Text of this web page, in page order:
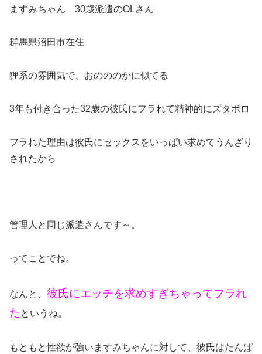
ますみちゃん 30歳派遣のOLさん
群馬県沼田市在住
狸系の雰囲気で、おのののかに似てる
3年も付き合った32歳の彼氏にフラれて精神的にズタボロ
フラれた理由は彼氏にセックスをいっぱい求めてうんざり
されたから
管理人と同じ派遣さんです～。
ってことでね。
なんと、 彼氏にエッチを求めすぎちゃってフラれ
た というね。
もともと性欲が強いますみちゃんに対して、彼氏はたんぱ